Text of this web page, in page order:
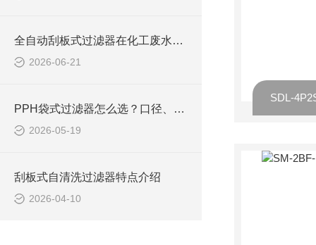
全自动刮板式过滤器在化工废水中的应用案例
2026-06-21
PPH袋式过滤器怎么选？口径、滤袋精度、耐温耐腐性能一文全搞定
2026-05-19
刮板式自清洗过滤器特点介绍
2026-04-10